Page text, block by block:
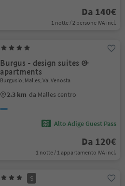
Da 140€
1 notte / 2 persone IVA incl.
Burgus - design suites &
apartments
Burgusio, Malles, Val Venosta
2.3 km da Malles centro
Alto Adige Guest Pass
Da 120€
1 notte / 1 appartamento IVA incl.
S